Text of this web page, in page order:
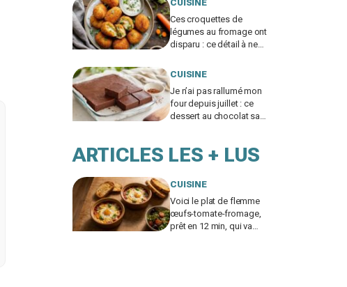
CUISINE
Ces croquettes de
légumes au fromage ont
disparu : ce détail à ne
éviter celles gorgées
CUISINE
Je n’ai pas rallumé mon
four depuis juillet : ce
dessert au chocolat sans
ARTICLES LES + LUS
CUISINE
Voici le plat de flemme
œufs-tomate-fromage,
prêt en 12 min, qui va